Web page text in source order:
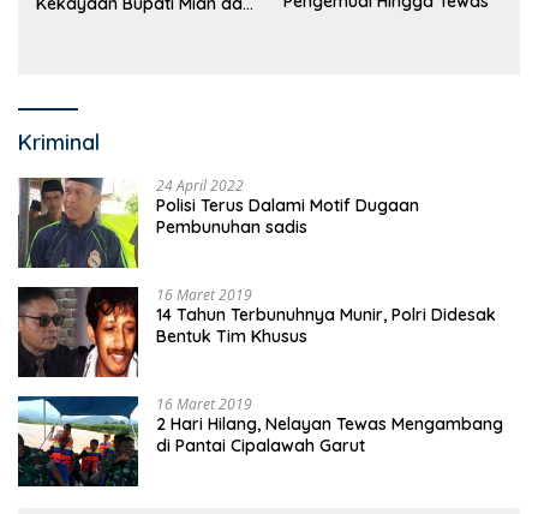
Kriminal
24 April 2022
Polisi Terus Dalami Motif Dugaan
Pembunuhan sadis
16 Maret 2019
14 Tahun Terbunuhnya Munir, Polri Didesak
Bentuk Tim Khusus
16 Maret 2019
2 Hari Hilang, Nelayan Tewas Mengambang
di Pantai Cipalawah Garut